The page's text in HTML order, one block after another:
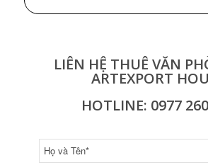
LIÊN HỆ THUÊ VĂN
ARTEXPORT
HOTLINE: 0977